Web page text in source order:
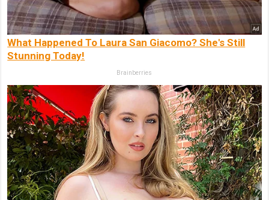
What Happened To Laura San Giacomo? She's Still
Stunning Today!
Brainberries